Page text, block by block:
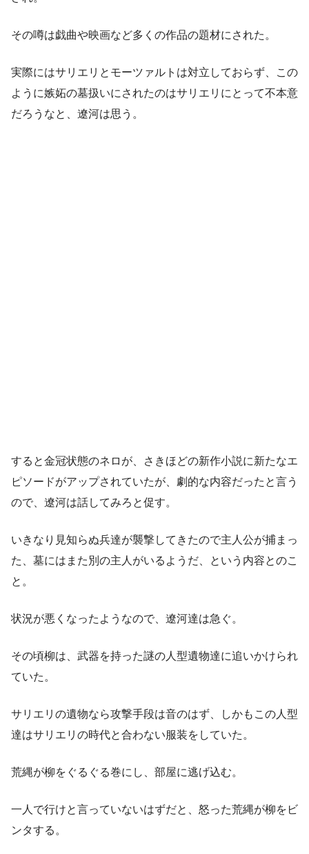
その噂は戯曲や映画など多くの作品の題材にされた。
実際にはサリエリとモーツァルトは対立しておらず、この
ように嫉妬の墓扱いにされたのはサリエリにとって不本意
だろうなと、遼河は思う。
すると金冠状態のネロが、さきほどの新作小説に新たなエ
ピソードがアップされていたが、劇的な内容だったと言う
ので、遼河は話してみろと促す。
いきなり見知らぬ兵達が襲撃してきたので主人公が捕まっ
た、墓にはまた別の主人がいるようだ、という内容とのこ
と。
状況が悪くなったようなので、遼河達は急ぐ。
その頃柳は、武器を持った謎の人型遺物達に追いかけられ
ていた。
サリエリの遺物なら攻撃手段は音のはず、しかもこの人型
達はサリエリの時代と合わない服装をしていた。
荒縄が柳をぐるぐる巻にし、部屋に逃げ込む。
一人で行けと言っていないはずだと、怒った荒縄が柳をビ
ンタする。